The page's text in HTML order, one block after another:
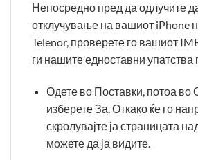
Непосредно пред да одлучите
отклучување на вашиот iPhone
Telenor, проверете го вашиот
ги нашите едноставни упатства
Одете во Поставки, потоа во
изберете За. Откако ќе го
скролувајте ја страницата
можете да ја видите.